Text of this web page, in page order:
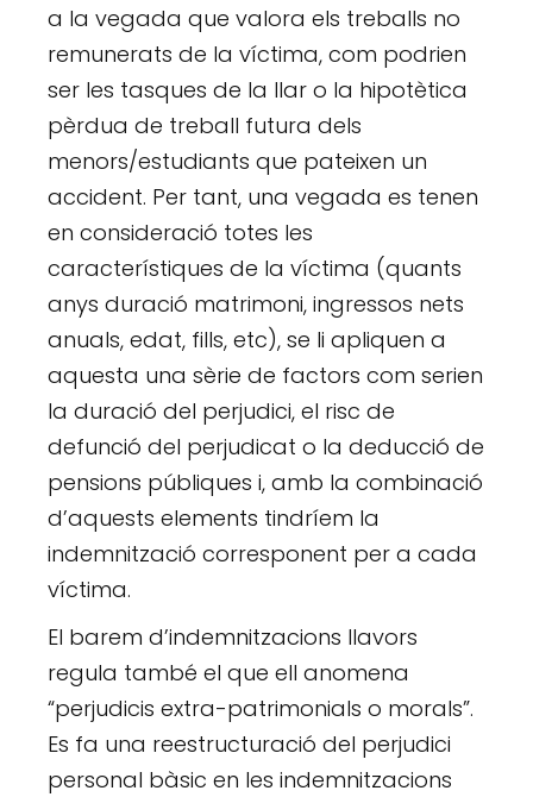
a la vegada que valora els treballs no
remunerats de la víctima, com podrien
ser les tasques de la llar o la hipotètica
pèrdua de treball futura dels
menors/estudiants que pateixen un
accident. Per tant, una vegada es tenen
en consideració totes les
característiques de la víctima (quants
anys duració matrimoni, ingressos nets
anuals, edat, fills, etc), se li apliquen a
aquesta una sèrie de factors com serien
la duració del perjudici, el risc de
defunció del perjudicat o la deducció de
pensions públiques i, amb la combinació
d’aquests elements tindríem la
indemnització corresponent per a cada
víctima.
El barem d’indemnitzacions llavors
regula també el que ell anomena
“perjudicis extra-patrimonials o morals”.
Es fa una reestructuració del perjudici
personal bàsic en les indemnitzacions